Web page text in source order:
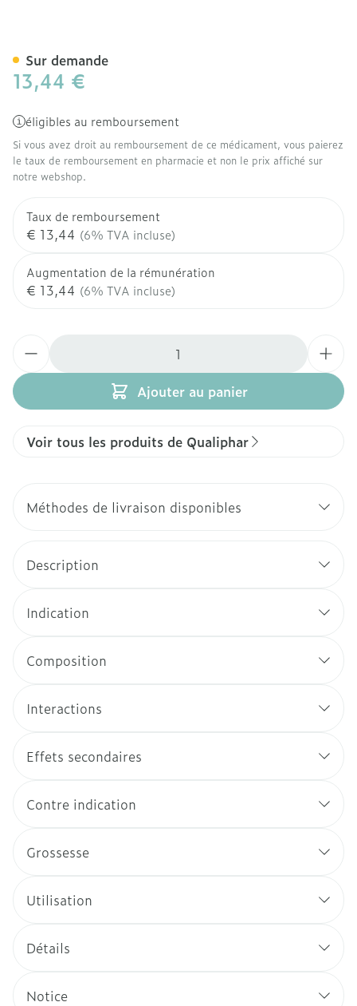
13,44 €
éligibles au remboursement
Si vous avez droit au remboursement de ce médicament, vous paierez
le taux de remboursement en pharmacie et non le prix affiché sur
notre webshop.
Taux de remboursement
€ 13,44 (6% TVA incluse)
Augmentation de la rémunération
€ 13,44 (6% TVA incluse)
Ajouter au panier
Sur demande
Voir tous les produits de Qualiphar
Méthodes de livraison disponibles
Description
Indication
Composition
Interactions
Effets secondaires
Contre indication
Grossesse
Utilisation
Détails
Notice